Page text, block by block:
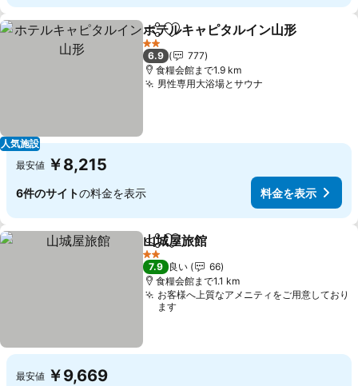
人気施設
シェアお気に入りに追加
ホテルキャピタルイン山形
2 ホテルのランク
6.9
777
食糧会館まで1.9 km
男性専用大浴場とサウナ
最安値 ￥8,215
6件のサイトの料金を表示 料金を表示
シェアお気に入りに追加
山城屋旅館
2 ホテルのランク
7.9 良い
66
食糧会館まで1.1 km
お客様へ上質なアメニティをご用意しており
ます
最安値 ￥9,669